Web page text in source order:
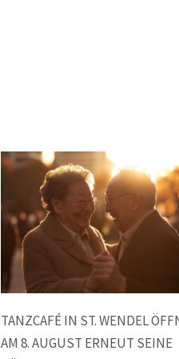
TANZCAFÉ IN ST. WENDEL
AM 8. AUGUST ERNEUT SEINE